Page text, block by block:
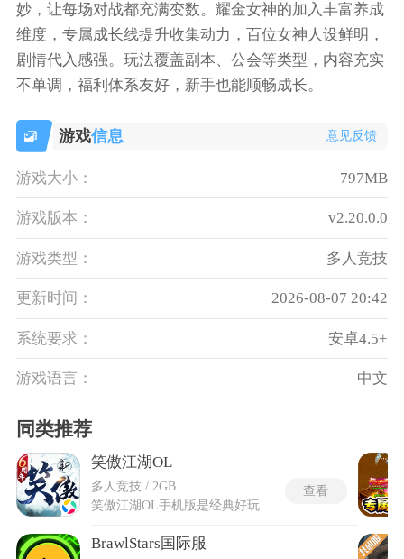
妙，让每场对战都充满变数。耀金女神的加入丰富养成
维度，专属成长线提升收集动力，百位女神人设鲜明，
剧情代入感强。玩法覆盖副本、公会等类型，内容充实
不单调，福利体系友好，新手也能顺畅成长。
游戏信息 意见反馈
游戏大小： 797MB
游戏版本： v2.20.0.0
游戏类型： 多人竞技
更新时间： 2026-08-07 20:42
系统要求： 安卓4.5+
游戏语言： 中文
同类推荐
笑傲江湖OL
多人竞技 / 2GB
查看
BrawlStars国际服